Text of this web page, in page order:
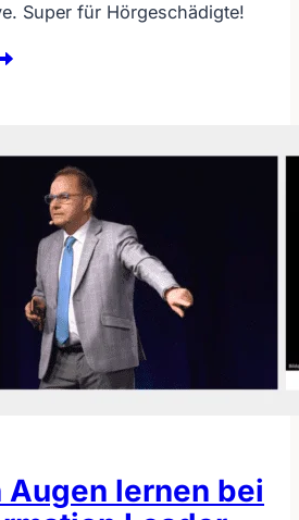
Super für Hörgeschädigte!
Augen lernen bei